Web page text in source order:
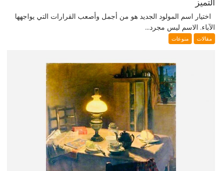
التميز
اختيار اسم المولود الجديد هو من أجمل وأصعب القرارات التي يواجهها
الآباء. الاسم ليس مجرد...
مقالات منوعات